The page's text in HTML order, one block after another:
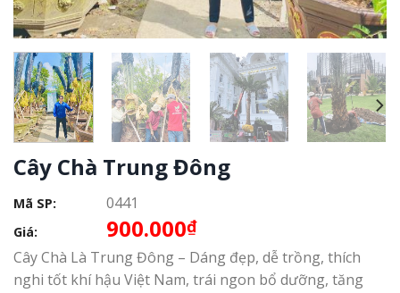
Cây Chà Trung Đông
Mã SP: 0441
Giá: 900.000₫
Cây Chà Là Trung Đông – Dáng đẹp, dễ trồng, thích
nghi tốt khí hậu Việt Nam, trái ngon bổ dưỡng, tăng